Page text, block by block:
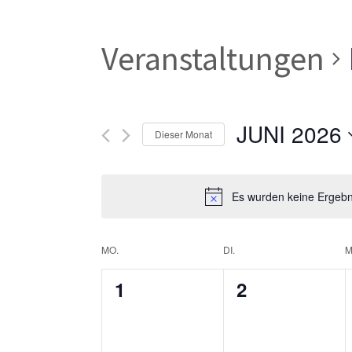
Es wurden keine
Veranstaltungen
Dieser Monat JUNI 2026
Kalender
von
MO. DI.
0
1
0
2